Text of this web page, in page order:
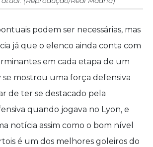
podem ser necessárias, mas
já que o elenco ainda conta com
em cada etapa de um
se mostrou uma força defensiva
de ter se destacado pela
quando jogava no Lyon, e
notícia assim como o bom nível
é um dos melhores goleiros do